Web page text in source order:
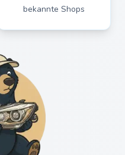
bekannte Shops